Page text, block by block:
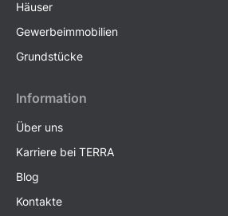
Häuser
Gewerbeimmobilien
Grundstücke
Information
Über uns
Karriere bei TERRA
Blog
Kontakte